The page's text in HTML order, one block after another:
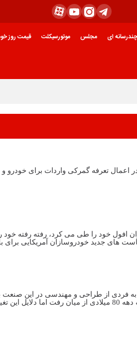
چندرسانه ای مجلس موتورسیکلت قیمت روز
در اعمال تعرفه گمرکی واردات برای خودرو
ایالات متحده آمریکا که با ورود به دهه 1980 میلادی دوران افول خود را طی می کرد، رفته رفته
های جدید خودروسازان آمریکایی برای
فردی از طراحی و مهندسی در این صنعت
بزرگ، لوکس و قدرتمند بودن عجین شد. این شکوه و جلال از دیدگاه بسیاری با ورود به دهه 80 میلادی از میان رفت